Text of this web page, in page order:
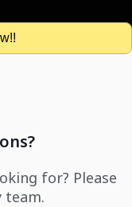
for? Please